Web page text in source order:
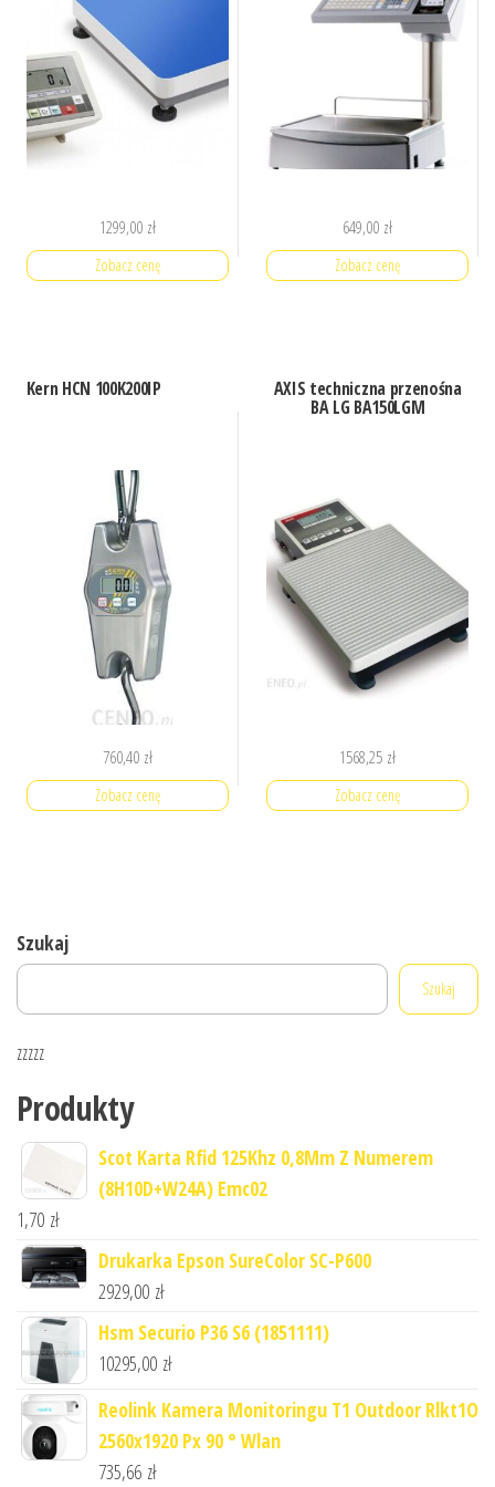
1299,00 zł
Zobacz cenę
649,00 zł
Zobacz cenę
Kern HCN 100K200IP
760,40 zł
Zobacz cenę
AXIS techniczna przenośna
BA LG BA150LGM
1568,25 zł
Zobacz cenę
Szukaj
Szukaj
zzzzz
Produkty
Scot Karta Rfid 125Khz 0,8Mm Z Numerem
(8H10D+W24A) Emc02
1,70 zł
Drukarka Epson SureColor SC-P600
2929,00 zł
Hsm Securio P36 S6 (1851111)
10295,00 zł
Reolink Kamera Monitoringu T1 Outdoor Rlkt1O
2560x1920 Px 90 ° Wlan
735,66 zł